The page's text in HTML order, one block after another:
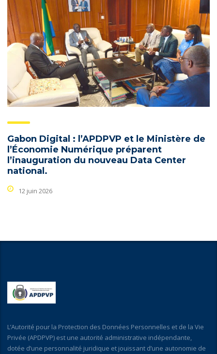
Gabon Digital : l’APDPVP et le Ministère de
l’Économie Numérique préparent
l’inauguration du nouveau Data Center
national.
12 juin 2026
L’Autorité pour la Protection des Données Personnelles et de la Vie
Privée (APDPVP) est une autorité administrative indépendante,
dotée d’une personnalité juridique et jouissant d’une autonomie de